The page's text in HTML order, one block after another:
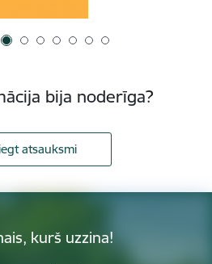
bija noderīga?
atsauksmi
kurš uzzina!